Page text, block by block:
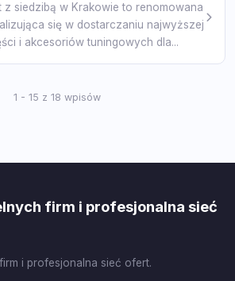
z siedzibą w Krakowie to renomowana
się w dostarczaniu najwyższej
i akcesoriów tuningowych dla...
1 - 15 z 18 wpisów
firm i profesjonalna sieć
i profesjonalna sieć ofert.